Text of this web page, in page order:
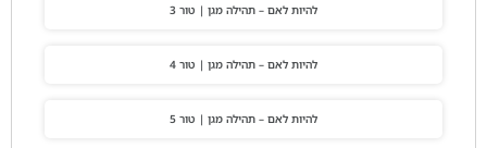
להיות לאם – תהילה מגן | טור 3
להיות לאם – תהילה מגן | טור 4
להיות לאם – תהילה מגן | טור 5